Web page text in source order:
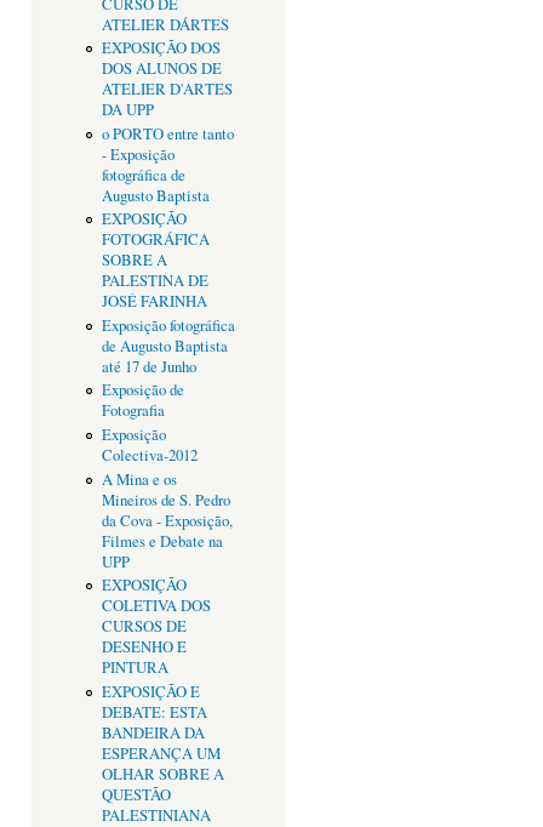
ATELIER DÁRTES
EXPOSIÇÃO DOS
DOS ALUNOS DE
ATELIER D'ARTES
DA UPP
o PORTO entre tanto
- Exposição
fotográfica de
Augusto Baptista
EXPOSIÇÃO
FOTOGRÁFICA
SOBRE A
PALESTINA DE
JOSÉ FARINHA
Exposição fotográfica
de Augusto Baptista
até 17 de Junho
Exposição de
Fotografia
Exposição
Colectiva-2012
A Mina e os
Mineiros de S. Pedro
da Cova - Exposição,
Filmes e Debate na
UPP
EXPOSIÇÃO
COLETIVA DOS
CURSOS DE
DESENHO E
PINTURA
EXPOSIÇÃO E
DEBATE: ESTA
BANDEIRA DA
ESPERANÇA UM
OLHAR SOBRE A
QUESTÃO
PALESTINIANA